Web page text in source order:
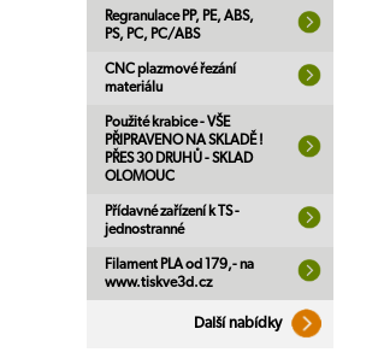
Regranulace PP, PE, ABS,
PS, PC, PC/ABS
CNC plazmové řezání
materiálu
Použité krabice - VŠE
PŘIPRAVENO NA SKLADĚ !
PŘES 30 DRUHŮ - SKLAD
OLOMOUC
Přídavné zařízení k TS -
jednostranné
Filament PLA od 179,- na
www.tiskve3d.cz
Další nabídky